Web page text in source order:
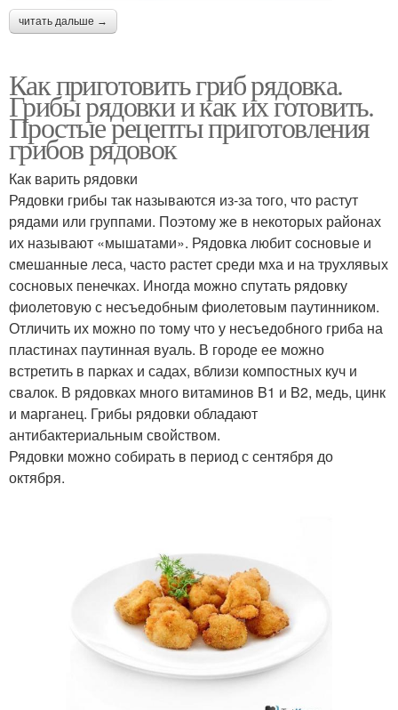
читать дальше →
Как приготовить гриб рядовка.
Грибы рядовки и как их готовить.
Простые рецепты приготовления
грибов рядовок
Как варить рядовки
Рядовки грибы так называются из-за того, что растут
рядами или группами. Поэтому же в некоторых районах
их называют «мышатами». Рядовка любит сосновые и
смешанные леса, часто растет среди мха и на трухлявых
сосновых пенечках. Иногда можно спутать рядовку
фиолетовую с несъедобным фиолетовым паутинником.
Отличить их можно по тому что у несъедобного гриба на
пластинах паутинная вуаль. В городе ее можно
встретить в парках и садах, вблизи компостных куч и
свалок. В рядовках много витаминов B1 и B2, медь, цинк
и марганец. Грибы рядовки обладают
антибактериальным свойством.
Рядовки можно собирать в период с сентября до
октября.